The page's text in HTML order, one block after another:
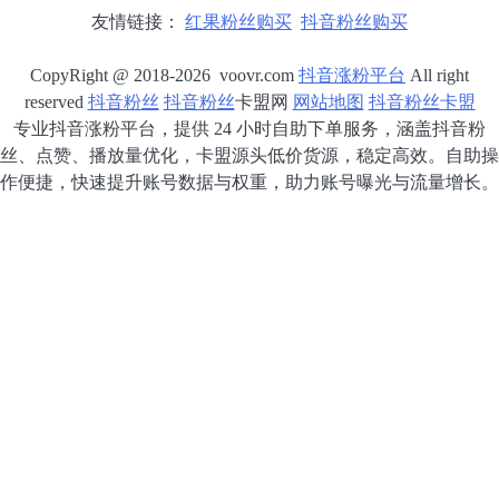
友情链接： 红果粉丝购买 抖音粉丝购买
CopyRight @ 2018-2026 voovr.com 抖音涨粉平台 All right
reserved 抖音粉丝 抖音粉丝卡盟网 网站地图 抖音粉丝卡盟
专业抖音涨粉平台，提供 24 小时自助下单服务，涵盖抖音粉
丝、点赞、播放量优化，卡盟源头低价货源，稳定高效。自助操
作便捷，快速提升账号数据与权重，助力账号曝光与流量增长。